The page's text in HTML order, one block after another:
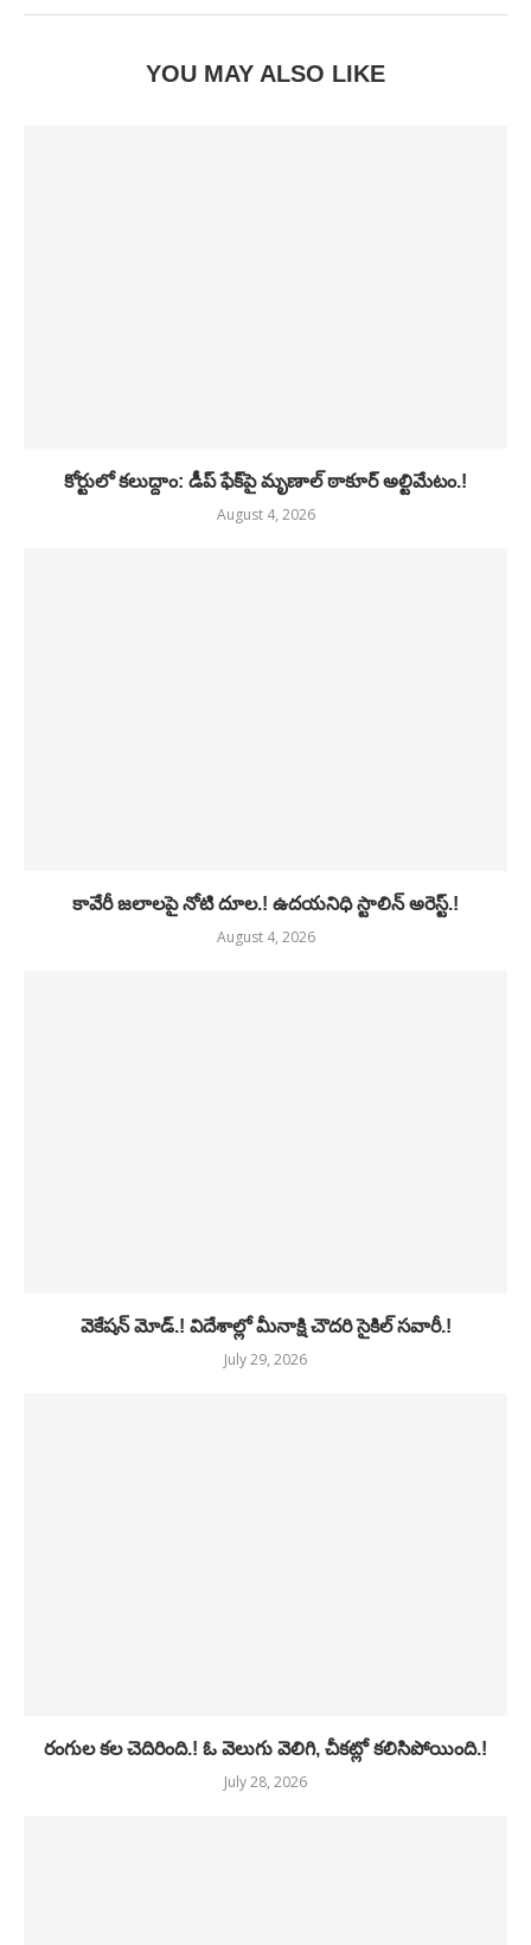
YOU MAY ALSO LIKE
కోర్టులో కలుద్దాం: డీప్ ఫేక్‌పై మృణాల్ ఠాకూర్ అల్టిమేటం.!
August 4, 2026
కావేరీ జలాలపై నోటి దూల.! ఉదయనిధి స్టాలిన్ అరెస్ట్.!
August 4, 2026
వెకేషన్ మోడ్.! విదేశాల్లో మీనాక్షి చౌదరి సైకిల్ సవారీ.!
July 29, 2026
రంగుల కల చెదిరింది.! ఓ వెలుగు వెలిగి, చీకట్లో కలిసిపోయింది.!
July 28, 2026